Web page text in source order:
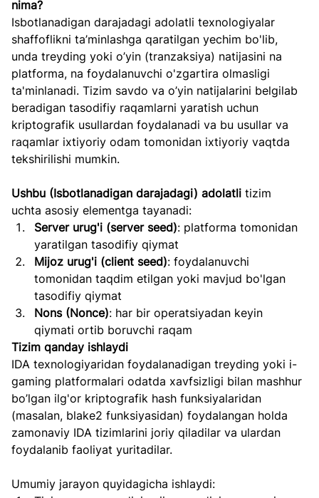
nima?
Isbotlanadigan darajadagi adolatli texnologiyalar
shaffoflikni ta’minlashga qaratilgan yechim bo'lib,
unda treyding yoki o’yin (tranzaksiya) natijasini na
platforma, na foydalanuvchi o'zgartira olmasligi
ta'minlanadi. Tizim savdo va o’yin natijalarini belgilab
beradigan tasodifiy raqamlarni yaratish uchun
kriptografik usullardan foydalanadi va bu usullar va
raqamlar ixtiyoriy odam tomonidan ixtiyoriy vaqtda
tekshirilishi mumkin.
Ushbu (Isbotlanadigan darajadagi) adolatli tizim
uchta asosiy elementga tayanadi:
Server urug'i (server seed): platforma tomonidan
yaratilgan tasodifiy qiymat
Mijoz urug'i (client seed): foydalanuvchi
tomonidan taqdim etilgan yoki mavjud bo'lgan
tasodifiy qiymat
Nons (Nonce): har bir operatsiyadan keyin
qiymati ortib boruvchi raqam
Tizim qanday ishlaydi
IDA texnologiyaridan foydalanadigan treyding yoki i-
gaming platformalari odatda xavfsizligi bilan mashhur
bo’lgan ilg'or kriptografik hash funksiyalaridan
(masalan, blake2 funksiyasidan) foydalangan holda
zamonaviy IDA tizimlarini joriy qiladilar va ulardan
foydalanib faoliyat yuritadilar.
Umumiy jarayon quyidagicha ishlaydi: